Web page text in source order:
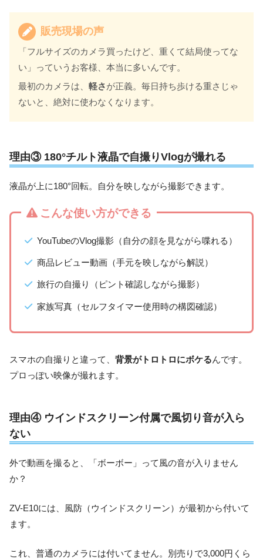
販売現場の声
「フルサイズのカメラ買ったけど、重くて結局使ってな
い」っていうお客様、本当に多いんです。
最初のカメラは、軽さが正義。毎日持ち歩ける重さじゃ
ないと、絶対に使わなくなります。
理由③ 180°チルト液晶で自撮りVlogが撮れる
液晶が上に180°回転。自分を映しながら撮影できます。
こんな使い方ができる
YouTubeのVlog撮影（自分の顔を見ながら喋れる）
商品レビュー動画（手元を映しながら解説）
旅行の自撮り（ピント確認しながら撮影）
家族写真（セルフタイマー使用時の構図確認）
スマホの自撮りと違って、 背景がトロトロにボケるんです。
プロっぽい映像が撮れます。
理由④ ウインドスクリーン付属で風切り音が入ら
ない
外で動画を撮ると、「ボーボー」って風の音が入りません
か？
ZV-E10には、風防（ウインドスクリーン）が最初から付いて
ます。
これ、普通のカメラには付いてません。別売りで3,000円くら